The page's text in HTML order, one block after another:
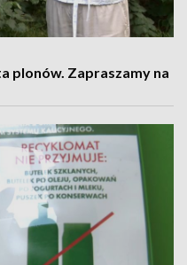
plonów. Zapraszamy na